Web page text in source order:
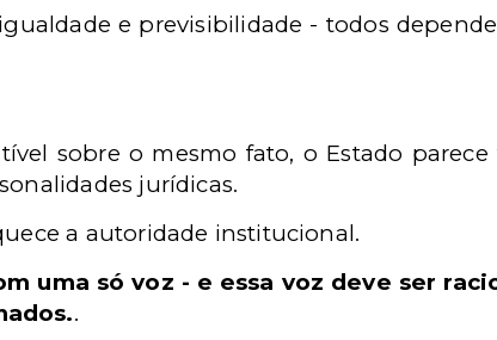
e previsibilidade - todos
sobre o mesmo fato, o Estado parece
jurídicas.
a autoridade institucional.
uma só voz - e essa voz deve ser
.